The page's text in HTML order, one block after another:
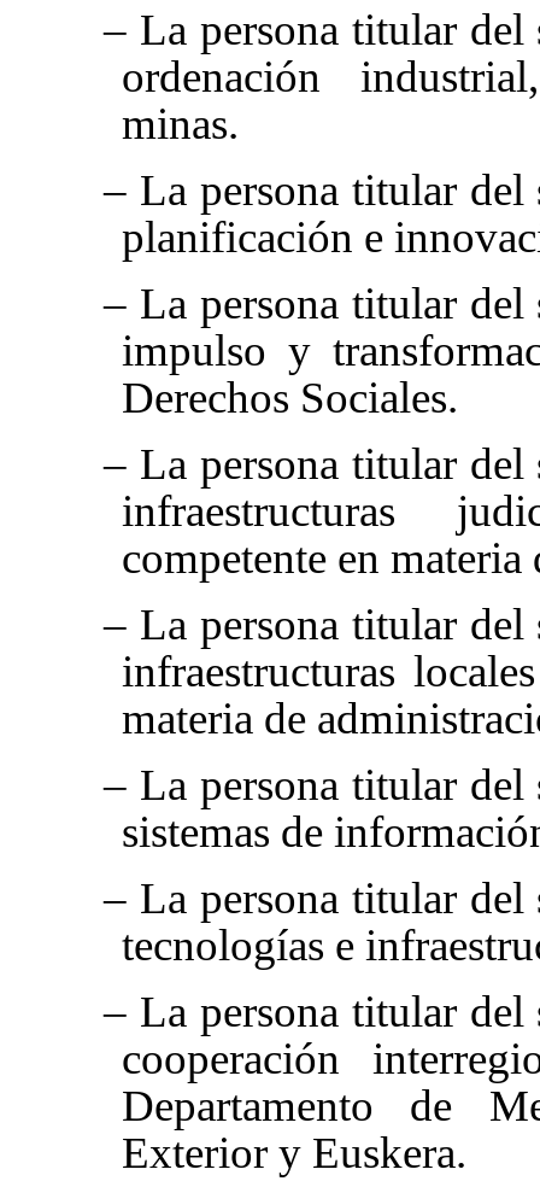
– La persona titular del
ordenación
minas.
– La persona titular del
planificación e
– La persona titular del
impulso y
Derechos Sociales.
– La persona titular del
infraestructuras
competente en materia
– La persona titular del
infraestructuras
materia de
– La persona titular del
sistemas de
– La persona titular del
tecnologías e
– La persona titular del
cooperación
Departamento de
Exterior y Euskera.